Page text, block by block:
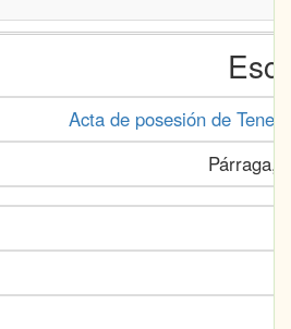
Acta de posesión de
Párraga,